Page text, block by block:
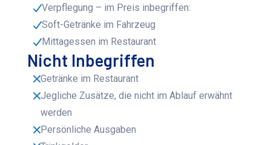
Verpflegung – im Preis inbegriffen:
Soft-Getränke im Fahrzeug
Mittagessen im Restaurant
Nicht Inbegriffen
Getränke im Restaurant
Jegliche Zusätze, die nicht im Ablauf erwähnt
werden
Persönliche Ausgaben